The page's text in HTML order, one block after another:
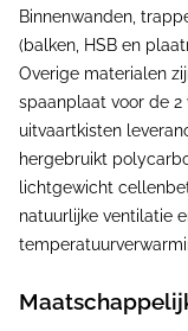
Binnenwanden,
(balken, HSB en
Overige materialen
spaanplaat voor de 2
uitvaartkisten
hergebruikt
lichtgewicht
natuurlijke ventilatie